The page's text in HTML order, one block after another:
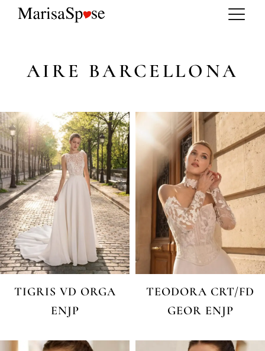
AIRE BARCELLONA
TIGRIS VD ORGA
ENJP
TEODORA CRT/FD
GEOR ENJP